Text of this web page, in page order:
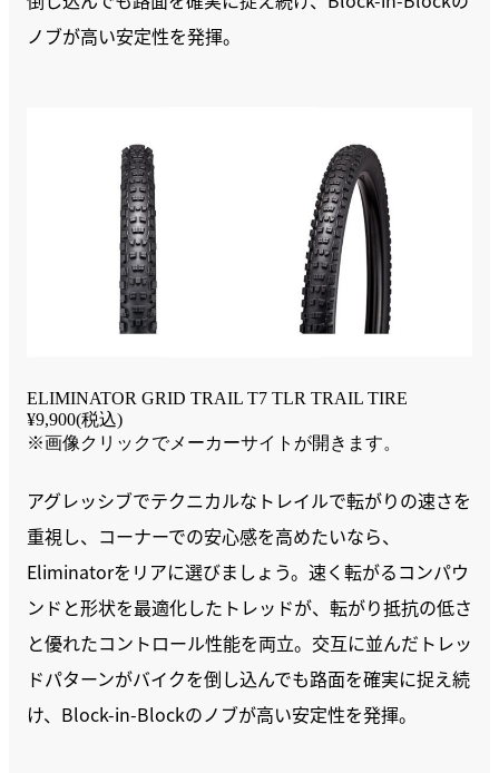
ノブが高い安定性を発揮。
ELIMINATOR GRID TRAIL T7 TLR TRAIL TIRE
¥9,900(税込)
※画像クリックでメーカーサイトが開きます。
アグレッシブでテクニカルなトレイルで転がりの速さを
重視し、コーナーでの安心感を高めたいなら、
Eliminatorをリアに選びましょう。速く転がるコンパウ
ンドと形状を最適化したトレッドが、転がり抵抗の低さ
と優れたコントロール性能を両立。交互に並んだトレッ
ドパターンがバイクを倒し込んでも路面を確実に捉え続
け、Block-in-Blockのノブが高い安定性を発揮。